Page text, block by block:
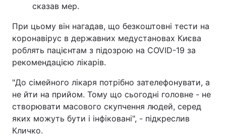
сказав мер.
При цьому він нагадав, що безкоштовні тести на
коронавірус в державних медустановах Києва
роблять пацієнтам з підозрою на COVID-19 за
рекомендацією лікарів.
"До сімейного лікаря потрібно зателефонувати, а
не йти на прийом. Тому що сьогодні головне - не
створювати масового скупчення людей, серед
яких можуть бути і інфіковані", - підкреслив
Кличко.